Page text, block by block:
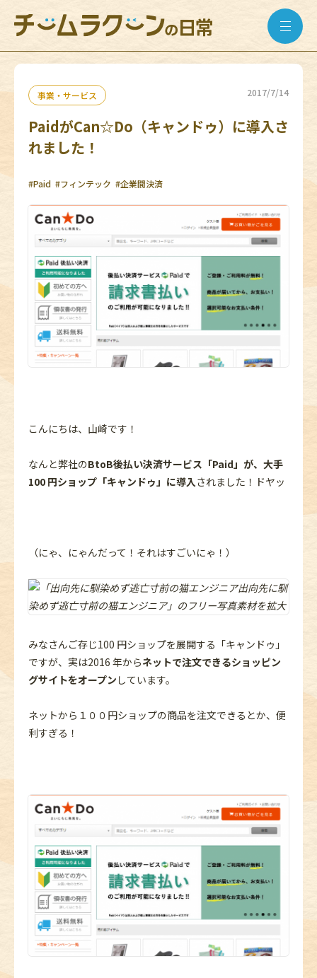
事業・サービス 2017/7/14
PaidがCan☆Do（キャンドゥ）に導入さ
れました！
#Paid #フィンテック #企業間決済
こんにちは、山崎です！
なんと弊社のBtoB後払い決済サービス「Paid」が、大手
100 円ショップ「キャンドゥ」に導入 されました！ドヤッ
（にゃ、にゃんだって！それはすごいにゃ！）
みなさんご存じ100 円ショップを展開する「キャンドゥ」
ですが、実は2016 年からネットで注文できるショッピン
グサイトをオープン しています。
ネットから１００円ショップの商品を注文できるとか、便
利すぎる！